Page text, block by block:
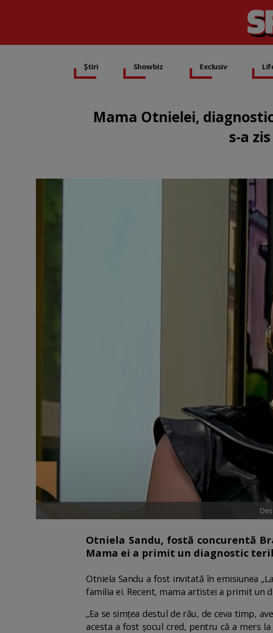
Știri Showbiz Exclusiv
Mama Otnielei,
s-a
Otniela Sandu, fostă concurentă
Mama ei a primit un diagnostic
Otniela Sandu a fost invitată în emisiunea
familia ei. Recent, mama artistei a primit un
„Ea se simțea destul de rău, de ceva timp,
acesta a fost șocul cred, pentru că a mers